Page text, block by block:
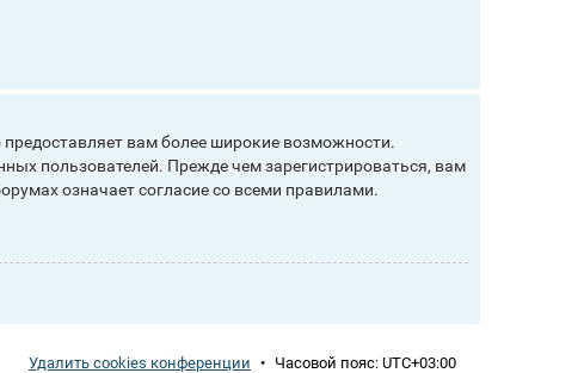
вам более широкие возможности.
пользователей. Прежде чем зарегистрироваться, вам
означает согласие со всеми правилами.
Удалить cookies конференции • Часовой пояс: UTC+03:00